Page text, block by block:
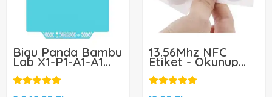
Biqu Panda Bambu
Lab X1-P1-A1-A1
Mini - Çift Taraflı
Manyetik Tabla -
13.56Mhz NFC
Etiket - Okunup
Yazılabilir
ISO14443A, Ntag